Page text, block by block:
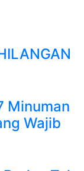
Minuman
Wajib